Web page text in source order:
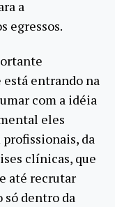
a
egressos.
entrando na
com a idéia
eles
da
clínicas, que
até recrutar
só dentro da